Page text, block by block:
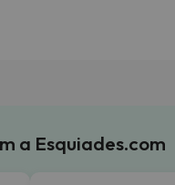
a Esquiades.com